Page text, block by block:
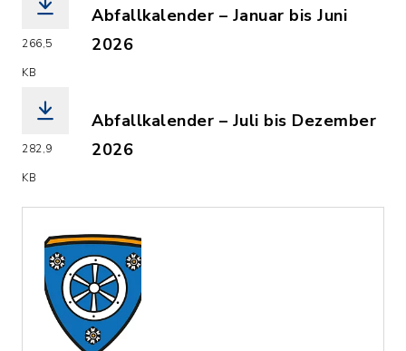
266,5
KB
Abfallkalender – Januar bis Juni
2026
282,9
KB
Abfallkalender – Juli bis Dezember
2026